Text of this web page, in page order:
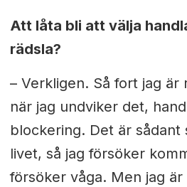
Att låta bli att välja
rädsla?
– Verkligen. Så fort jag är
när jag undviker det,
blockering. Det är
livet, så jag försöker
försöker våga. Men jag